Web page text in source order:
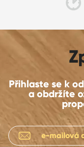
Přihlaste se k
a obdržíte